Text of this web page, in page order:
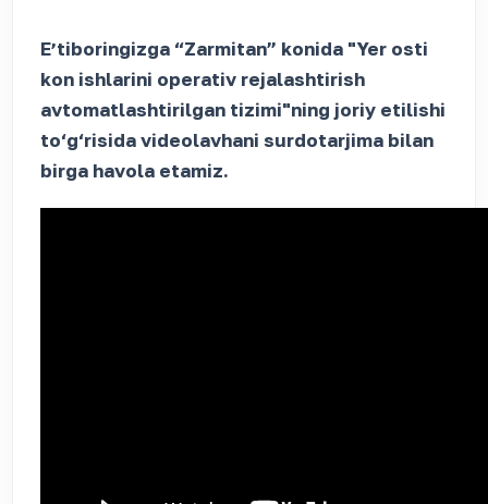
Eʼtiboringizga “Zarmitan” konida "Yer osti
kon ishlarini operativ rejalashtirish
avtomatlashtirilgan tizimi"ning joriy etilishi
to‘g‘risida videolavhani surdotarjima bilan
birga havola etamiz.